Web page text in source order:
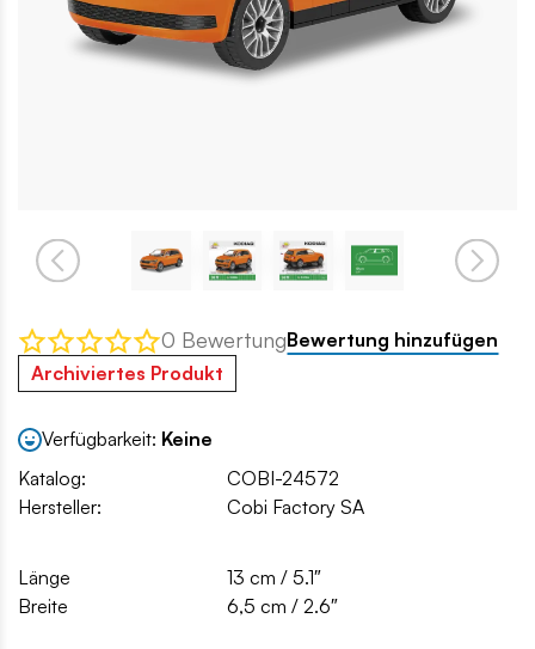
0 BewertungBewertung hinzufügen
Archiviertes Produkt
Verfügbarkeit: Keine
Katalog:
COBI-24572
Hersteller:
Cobi Factory SA
Länge
13 cm / 5.1″
Breite
6,5 cm / 2.6″